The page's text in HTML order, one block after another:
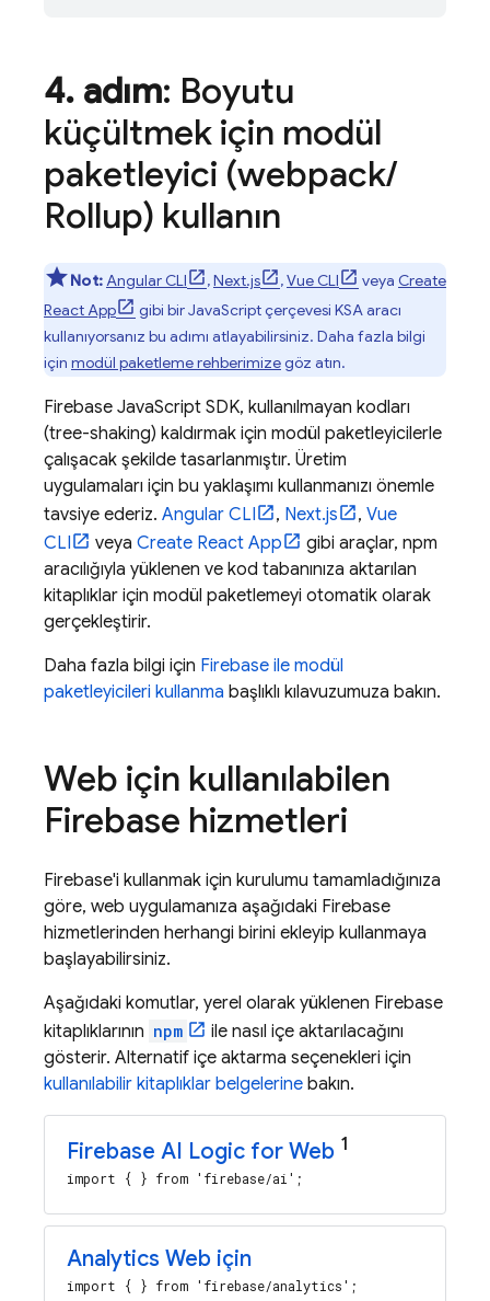
4. adım: Boyutu
küçültmek için modül
paketleyici (webpack/
Rollup) kullanın
Not:Angular CLI ,Next.js ,Vue CLI veya Create
React App
gibi bir JavaScript çerçevesi KSA aracı
kullanıyorsanız bu adımı atlayabilirsiniz. Daha fazla bilgi
için modül paketleme rehberimizegöz atın.
Firebase JavaScript SDK, kullanılmayan kodları
(tree-shaking) kaldırmak için modül paketleyicilerle
çalışacak şekilde tasarlanmıştır. Üretim
uygulamaları için bu yaklaşımı kullanmanızı önemle
tavsiye ederiz. Angular CLI , Next.js , Vue
CLI
veya Create React App
gibi araçlar, npm
aracılığıyla yüklenen ve kod tabanınıza aktarılan
kitaplıklar için modül paketlemeyi otomatik olarak
gerçekleştirir.
Daha fazla bilgi için Firebase ile modül
paketleyicileri kullanma başlıklı kılavuzumuza bakın.
Web için kullanılabilen
Firebase hizmetleri
Firebase'i kullanmak için kurulumu tamamladığınıza
göre, web uygulamanıza aşağıdaki Firebase
hizmetlerinden herhangi birini ekleyip kullanmaya
başlayabilirsiniz.
Aşağıdaki komutlar, yerel olarak yüklenen Firebase
kitaplıklarının npm
ile nasıl içe aktarılacağını
gösterir. Alternatif içe aktarma seçenekleri için
kullanılabilir kitaplıklar belgelerine bakın.
Firebase AI Logic for Web 1
import { } from 'firebase/ai';
Analytics Web için
import { } from 'firebase/analytics';